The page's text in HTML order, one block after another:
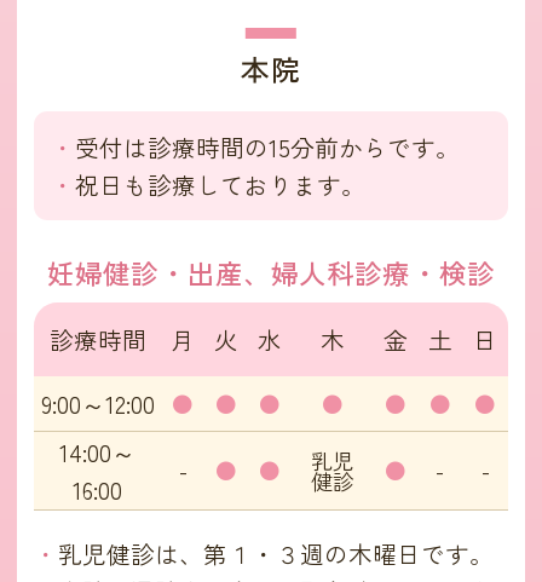
本院
受付は診療時間の15分前からです。
祝日も診療しております。
妊婦健診・出産、 婦人科診療・検診
乳児健診は、第１・３週の木曜日です。
診療時間 月 火 水 木 金 土
日
9:00～12:00
● ● ● ● ● ● ●
14:00～
16:00
- ● ● 乳児
健診 ● - -